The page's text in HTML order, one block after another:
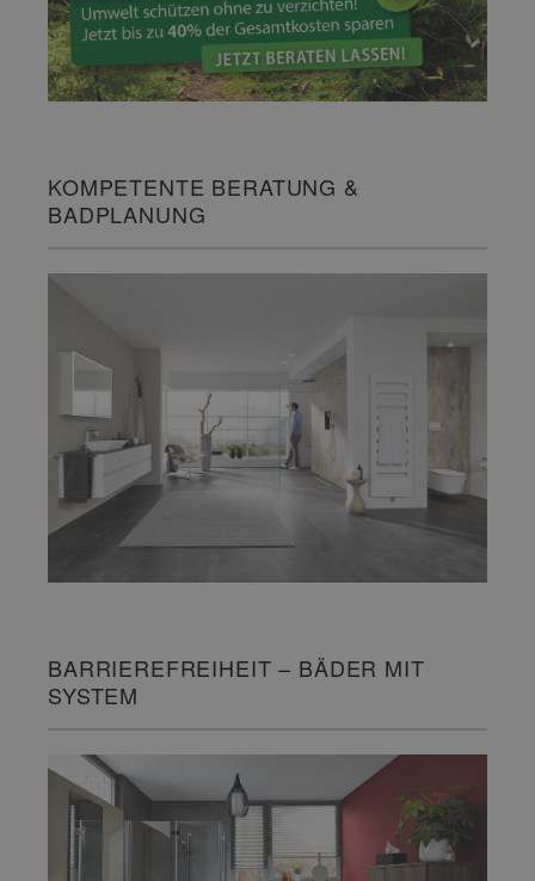
KOMPETENTE BERATUNG &
BADPLANUNG
BARRIEREFREIHEIT – BÄDER MIT
SYSTEM